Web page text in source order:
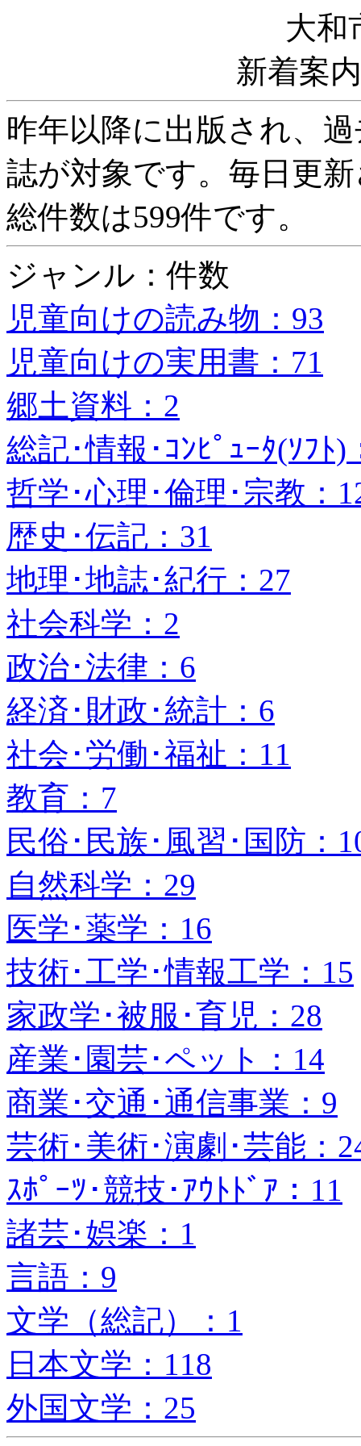
大和
新着案
昨年以降に出版され、
誌が対象です。毎日更
総件数は599件です。
ジャンル：件数
児童向けの読み物：93
児童向けの実用書：71
郷土資料：2
総記･情報･ｺﾝﾋﾟｭｰﾀ(ｿﾌﾄ)
哲学･心理･倫理･宗教：
歴史･伝記：31
地理･地誌･紀行：27
社会科学：2
政治･法律：6
経済･財政･統計：6
社会･労働･福祉：11
教育：7
民俗･民族･風習･国防：
自然科学：29
医学･薬学：16
技術･工学･情報工学：15
家政学･被服･育児：28
産業･園芸･ペット：14
商業･交通･通信事業：9
芸術･美術･演劇･芸能：
ｽﾎﾟｰﾂ･競技･ｱｳﾄﾄﾞｱ：11
諸芸･娯楽：1
言語：9
文学（総記）：1
日本文学：118
外国文学：25